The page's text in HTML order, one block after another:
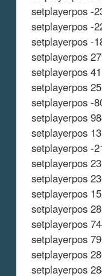
setplayerpos -
setplayerpos -
setplayerpos -
setplayerpos
setplayerpos
setplayerpos
setplayerpos -
setplayerpos
setplayerpos
setplayerpos -
setplayerpos
setplayerpos
setplayerpos
setplayerpos
setplayerpos
setplayerpos
setplayerpos
setplayerpos